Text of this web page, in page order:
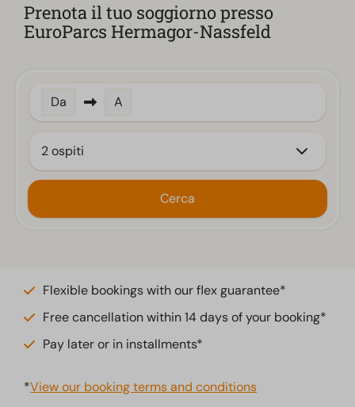
Prenota il tuo soggiorno presso
EuroParcs Hermagor-Nassfeld
Da A
2 ospiti
Cerca
Flexible bookings with our flex guarantee*
Free cancellation within 14 days of your booking*
Pay later or in installments*
*View our booking terms and conditions